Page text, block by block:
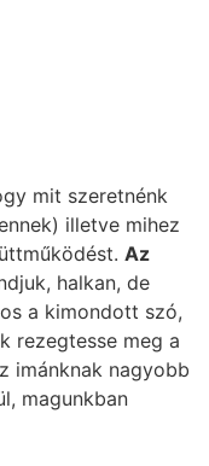
mit szeretnénk
illetve mihez
Az
halkan, de
a kimondott szó,
rezegtesse meg a
imánknak nagyobb
magunkban